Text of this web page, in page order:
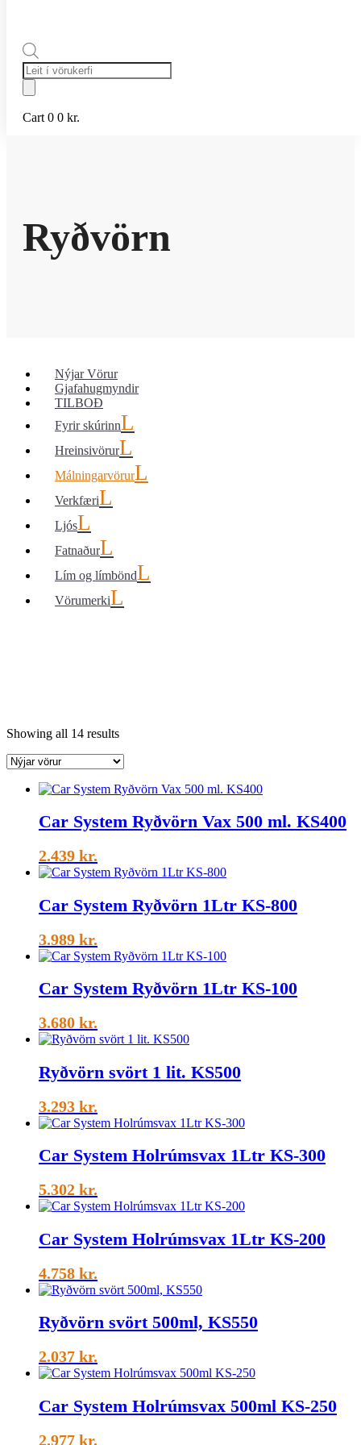
Products
search
Cart 0 0 kr.
Ryðvörn
Nýjar Vörur
Gjafahugmyndir
TILBOÐ
Fyrir skúrinn
Hreinsivörur
Málningarvörur
Verkfæri
Ljós
Fatnaður
Lím og límbönd
Vörumerki
Showing all 14 resultsSorted
latest
Car System Ryðvörn Vax 500 ml. KS400
2.439 kr.
Car System Ryðvörn 1Ltr KS-800
3.989 kr.
Car System Ryðvörn 1Ltr KS-100
3.680 kr.
Ryðvörn svört 1 lit. KS500
3.293 kr.
Car System Holrúmsvax 1Ltr KS-300
5.302 kr.
Car System Holrúmsvax 1Ltr KS-200
4.758 kr.
Ryðvörn svört 500ml, KS550
2.037 kr.
Car System Holrúmsvax 500ml KS-250
2.977 kr.